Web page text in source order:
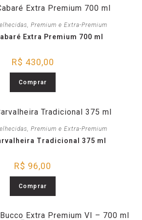
Premium e Extra-Premium
Extra Premium 700 ml
R$ 430,00
Comprar
, Premium e Extra-Premium
Tradicional 375 ml
R$ 96,00
Comprar